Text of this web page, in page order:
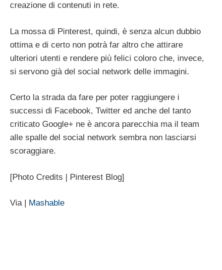
creazione di contenuti in rete.
La mossa di Pinterest, quindi, è senza alcun dubbio
ottima e di certo non potrà far altro che attirare
ulteriori utenti e rendere più felici coloro che, invece,
si servono già del social network delle immagini.
Certo la strada da fare per poter raggiungere i
successi di Facebook, Twitter ed anche del tanto
criticato Google+ ne è ancora parecchia ma il team
alle spalle del social network sembra non lasciarsi
scoraggiare.
[Photo Credits | Pinterest Blog]
Via | Mashable